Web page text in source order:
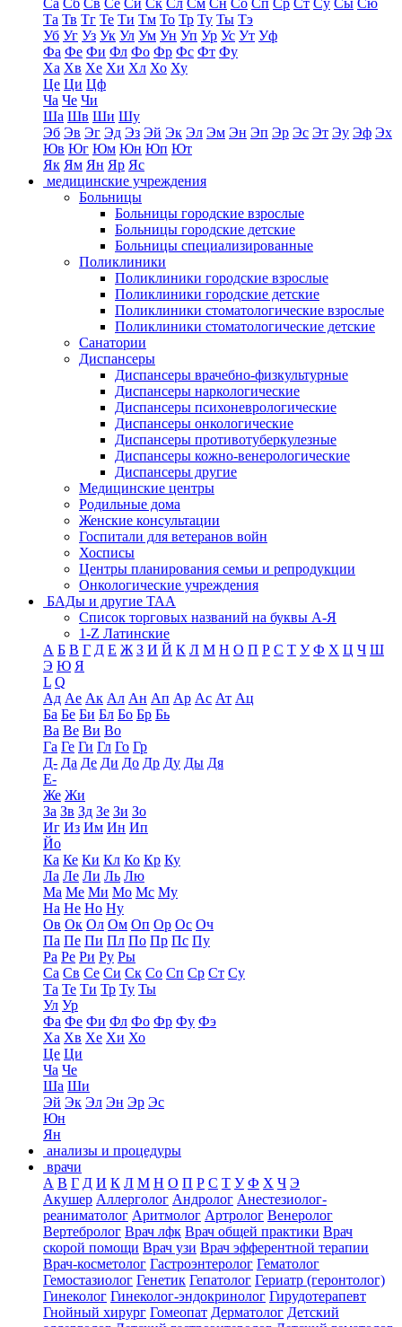
Са Сб Св Се Си Ск Сл См Сн Со Сп Ср Ст Су Сы Сю
Та Тв Тг Те Ти Тм То Тр Ту Ты Тэ
Уб Уг Уз Ук Ул Ум Ун Уп Ур Ус Ут Уф
Фа Фе Фи Фл Фо Фр Фс Фт Фу
Ха Хв Хе Хи Хл Хо Ху
Це Ци Цф
Ча Че Чи
Ша Шв Ши Шу
Эб Эв Эг Эд Эз Эй Эк Эл Эм Эн Эп Эр Эс Эт Эу Эф Эх
Юв Юг Юм Юн Юп Ют
Як Ям Ян Яр Яс
медицинские учреждения
Больницы
Больницы городские взрослые
Больницы городские детские
Больницы специализированные
Поликлиники
Поликлиники городские взрослые
Поликлиники городские детские
Поликлиники стоматологические взрослые
Поликлиники стоматологические детские
Санатории
Диспансеры
Диспансеры врачебно-физкультурные
Диспансеры наркологические
Диспансеры психоневрологические
Диспансеры онкологические
Диспансеры противотуберкулезные
Диспансеры кожно-венерологические
Диспансеры другие
Медицинские центры
Родильные дома
Женские консультации
Госпитали для ветеранов войн
Хосписы
Центры планирования семьи и репродукции
Онкологические учреждения
БАДы и другие ТАА
Список торговых названий на буквы А-Я
1-Z Латинские
А Б В Г Д Е Ж З И Й К Л М Н О П Р С Т У Ф Х Ц Ч Ш
Э Ю Я
L Q
Ад Ае Ак Ал Ан Ап Ар Ас Ат Ац
Ба Бе Би Бл Бо Бр Бь
Ва Ве Ви Во
Га Ге Ги Гл Го Гр
Д- Да Де Ди До Др Ду Ды Дя
Е-
Же Жи
За Зв Зд Зе Зи Зо
Иг Из Им Ин Ип
Йо
Ка Ке Ки Кл Ко Кр Ку
Ла Ле Ли Ль Лю
Ма Ме Ми Мо Мс Му
На Не Но Ну
Ов Ок Ол Ом Оп Ор Ос Оч
Па Пе Пи Пл По Пр Пс Пу
Ра Ре Ри Ру Ры
Са Св Се Си Ск Со Сп Ср Ст Су
Та Те Ти Тр Ту Ты
Ул Ур
Фа Фе Фи Фл Фо Фр Фу Фэ
Ха Хв Хе Хи Хо
Це Ци
Ча Че
Ша Ши
Эй Эк Эл Эн Эр Эс
Юн
Ян
анализы и процедуры
врачи
А В Г Д И К Л М Н О П Р С Т У Ф Х Ч Э
Акушер Аллерголог Андролог Анестезиолог-
реаниматолог Аритмолог Артролог Венеролог
Вертебролог Врач лфк Врач общей практики Врач
скорой помощи Врач узи Врач эфферентной терапии
Врач-косметолог Гастроэнтеролог Гематолог
Гемостазиолог Генетик Гепатолог Гериатр (геронтолог)
Гинеколог Гинеколог-эндокринолог Гирудотерапевт
Гнойный хирург Гомеопат Дерматолог Детский